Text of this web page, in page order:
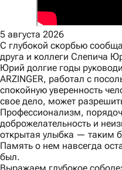
5 августа 2026
С глубокой скорбью
друга и коллеги Слепича
Юрий долгие годы
ARZINGER, работал с
спокойную уверенность
свое дело, может
Профессионализм,
доброжелательность и
открытая улыбка — таким
Память о нем навсегда
был.